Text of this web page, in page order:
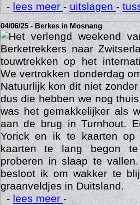
-lees meer-uitslagen -
04/06/25 - Berkes in Mosnang
Het verlengd weekend
Berketrekkers naar
touwtrekken op het
We vertrokken donderdag
Natuurlijk kon dit niet
dus die hebben we nog
was het gemakkelijker als
aan de brug in Turnhout.
Yorick en ik te kaarten op
kaarten te lang begon
proberen in slaap te
besloot ik om wakker te
graanveldjes in Duitsland.
- lees meer -